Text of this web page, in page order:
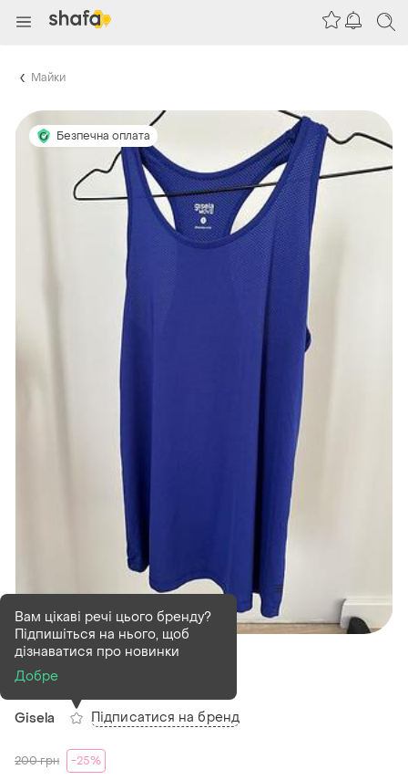
Майки
Безпечна оплата
В наявності1 шт
Спортивна майка
Gisela
Вам цікаві речі цього бренду?
Підпишіться на нього, щоб
дізнаватися про новинки
Добре
Підписатися на бренд
200грн -25%